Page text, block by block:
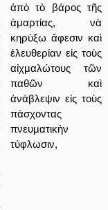
ἀπὸ τὸ βάρος τῆς
ἁμαρτίας, νὰ
κηρύξω ἄφεσιν καὶ
ἐλευθερίαν εἰς τοὺς
αἰχμαλώτους τῶν
παθῶν καὶ
ἀνάβλεψιν εἰς τοὺς
πάσχοντας
πνευματικὴν
τύφλωσιν,